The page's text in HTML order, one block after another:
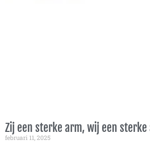
Zij een sterke arm, wij een sterke
februari 11, 2025